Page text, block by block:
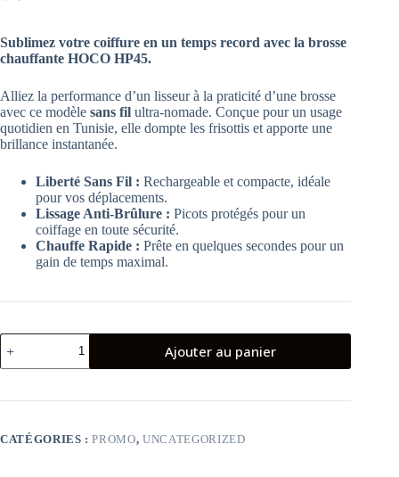
était :
169.00 د.ت.
est :
139.00 د.ت.
Sublimez votre coiffure en un temps record avec la brosse
chauffante HOCO HP45.
Alliez la performance d’un lisseur à la praticité d’une brosse
avec ce modèle sans fil ultra-nomade. Conçue pour un usage
quotidien en Tunisie, elle dompte les frisottis et apporte une
brillance instantanée.
Liberté Sans Fil : Rechargeable et compacte, idéale
pour vos déplacements.
Lissage Anti-Brûlure : Picots protégés pour un
coiffage en toute sécurité.
Chauffe Rapide : Prête en quelques secondes pour un
gain de temps maximal.
quantité
de
Brosse
Chauffante
HP45
–
Ajouter au panier
CATÉGORIES :PROMO,UNCATEGORIZED